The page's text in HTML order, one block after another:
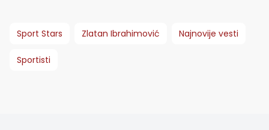
Sport Stars Zlatan Ibrahimović Najnovije vesti
Sportisti